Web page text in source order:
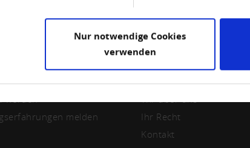
Nur notwendige Cookies
verwenden
werden
melden
CREDITREFORM
Wir über uns
Ihr Recht
Kontakt